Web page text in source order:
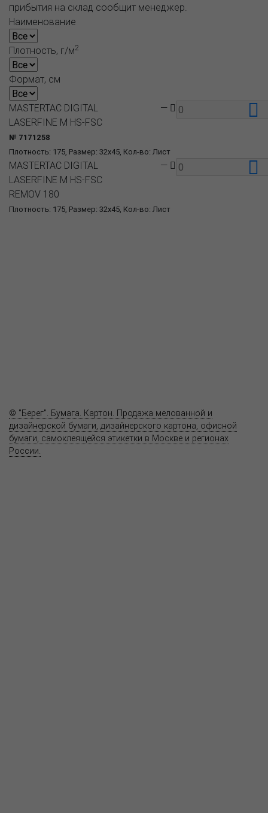
прибытия на склад сообщит менеджер.
Наименование
Плотность, г/м2
Формат, см
Плотность: 175, Размер: 32x45, Кол-во: Лист
MASTERTAC DIGITAL
LASERFINE M HS-FSC
№ 7171258
—
Плотность: 175, Размер: 32x45, Кол-во: Лист
MASTERTAC DIGITAL
LASERFINE M HS-FSC
REMOV 180
—
© "Берег". Бумага. Картон. Продажа мелованной и
дизайнерской бумаги, дизайнерского картона, офисной
бумаги, самоклеящейся этикетки в Москве и регионах
России.